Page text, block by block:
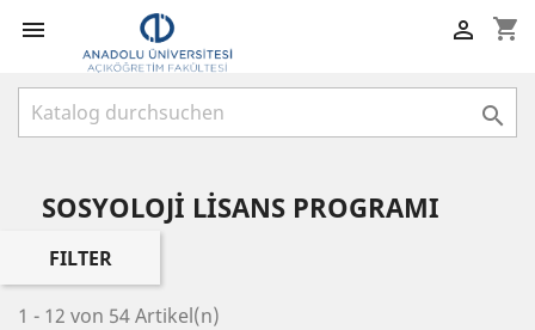
 shopping_cart


SOSYOLOJİ LİSANS PROGRAMI
FILTER
1 - 12 von 54 Artikel(n)